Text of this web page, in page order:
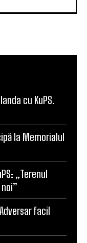
cu KuPS.
la Memorialul
„Terenul
facil